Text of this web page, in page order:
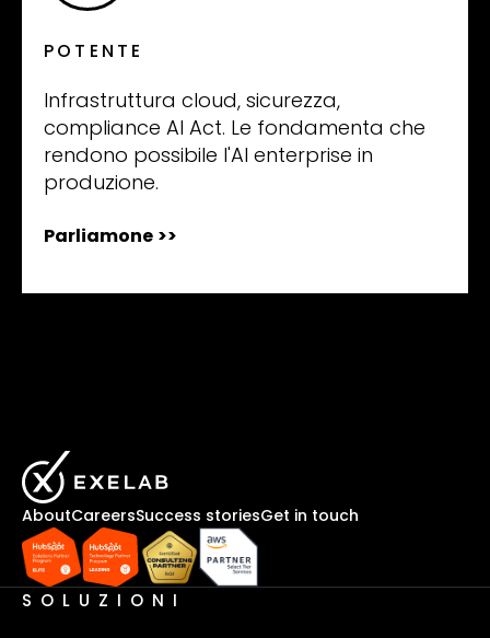
POTENTE
Infrastruttura cloud, sicurezza,
compliance AI Act. Le fondamenta che
rendono possibile l'AI enterprise in
produzione.
Parliamone >>
AboutCareersSuccess storiesGet in touch
SOLUZIONI